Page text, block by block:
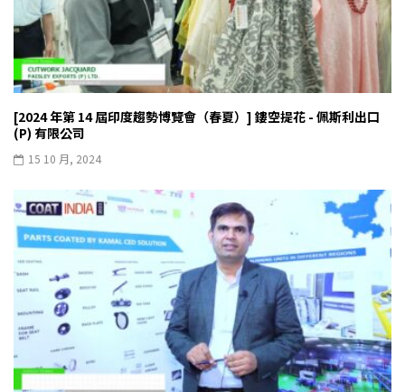
[2024 年第 14 屆印度趨勢博覽會（春夏）] 鏤空提花 - 佩斯利出口
(P) 有限公司
15 10 月, 2024